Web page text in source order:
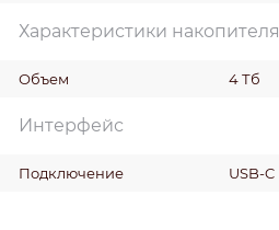
Характеристики накопителя
Объем 4 Тб
Интерфейс
Подключение USB-C